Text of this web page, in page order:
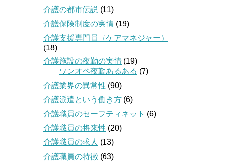
介護の都市伝説 (11)
介護保険制度の実情 (19)
介護支援専門員（ケアマネジャー）
(18)
介護施設の夜勤の実情 (19)
ワンオペ夜勤あるある (7)
介護業界の異常性 (90)
介護派遣という働き方 (6)
介護職員のセーフティネット (6)
介護職員の将来性 (20)
介護職員の求人 (13)
介護職員の特徴 (63)